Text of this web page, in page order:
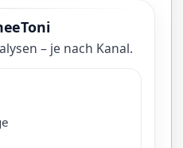
– je nach Kanal.